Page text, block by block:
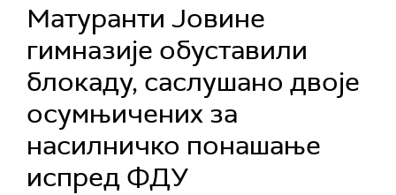
Матуранти Јовине
гимназије обуставили
блокаду, саслушано двоје
осумњичених за
насилничко понашање
испред ФДУ